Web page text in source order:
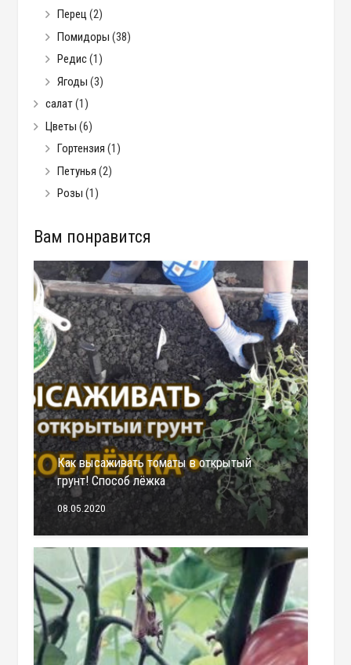
Перец (2)
Помидоры (38)
Редис(1)
Ягоды (3)
салат(1)
Цветы (6)
Гортензия (1)
Петунья (2)
Розы (1)
Вам понравится
Как высаживать томаты в открытый
грунт! Способ лёжка
08.05.2020